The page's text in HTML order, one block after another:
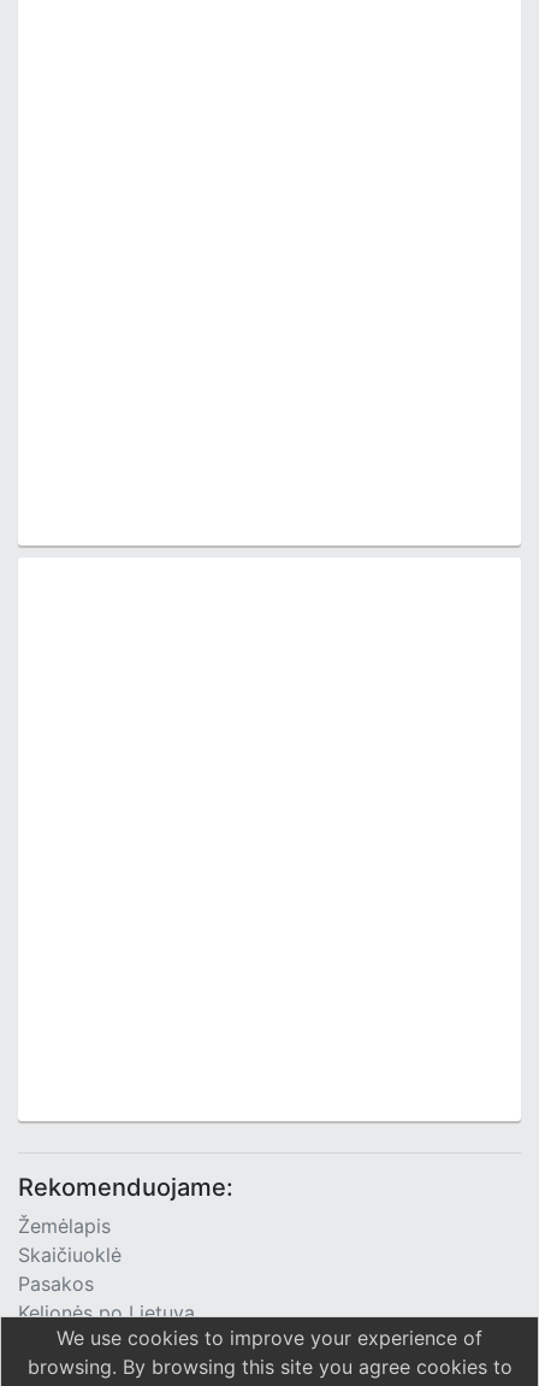
Rekomenduojame:
Žemėlapis
Skaičiuoklė
Pasakos
Kelionės po Lietuvą
TV Programa
We use cookies to improve your experience of
browsing. By browsing this site you agree cookies to